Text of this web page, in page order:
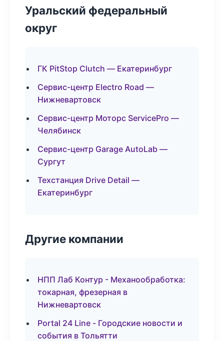
Уральский федеральный
округ
ГК PitStop Clutch — Екатеринбург
Сервис-центр Electro Road —
Нижневартовск
Сервис-центр Моторс ServicePro —
Челябинск
Сервис-центр Garage AutoLab —
Сургут
Техстанция Drive Detail —
Екатеринбург
Другие компании
НПП Лаб Контур - Механообработка:
токарная, фрезерная в
Нижневартовск
Portal 24 Line - Городские новости и
события в Тольятти